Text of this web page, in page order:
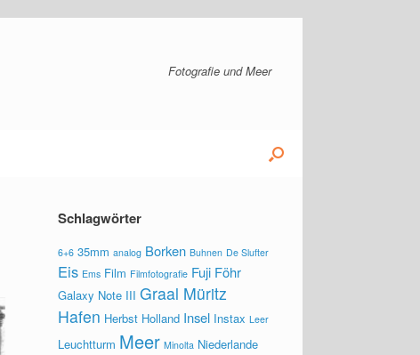
Fotografie und Meer
Schlagwörter
6+6 35mm analog Borken Buhnen De Slufter
Eis Ems Film Filmfotografie Fuji Föhr
Galaxy Note III Graal Müritz
Hafen Herbst Holland Insel Instax Leer
Leuchtturm Meer Minolta Niederlande